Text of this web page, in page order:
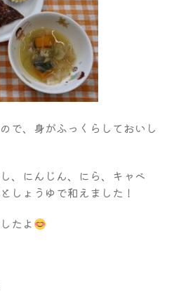
で、身がふっくらしておいし
、にんじん、にら、キャベ
しょうゆで和えました！
たよ